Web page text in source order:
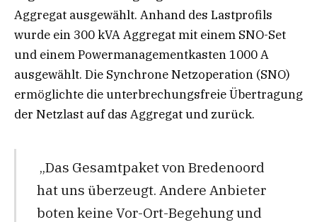
Aggregat ausgewählt. Anhand des Lastprofils
wurde ein 300 kVA Aggregat mit einem SNO-Set
und einem Powermanagementkasten 1000 A
ausgewählt. Die Synchrone Netzoperation (SNO)
ermöglichte die unterbrechungsfreie Übertragung
der Netzlast auf das Aggregat und zurück.
„Das Gesamtpaket von Bredenoord
hat uns überzeugt. Andere Anbieter
boten keine Vor-Ort-Begehung und